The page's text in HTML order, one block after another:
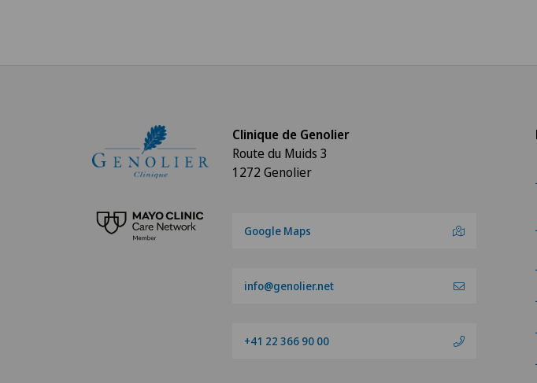
Clinique de Genolier
Route du Muids 3
1272 Genolier
Google Maps
info@genolier.net
+41 22 366 90 00